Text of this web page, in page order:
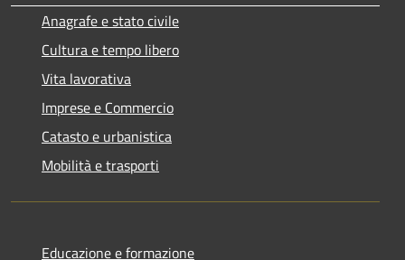
Anagrafe e stato civile
Cultura e tempo libero
Vita lavorativa
Imprese e Commercio
Catasto e urbanistica
Mobilità e trasporti
Educazione e formazione